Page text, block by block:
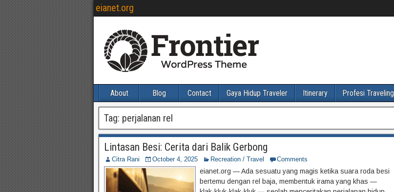
eianet.org
About Blog Contact Gaya Hidup Traveler Itinerary Profesi Traveling
Tag: perjalanan rel
Lintasan Besi: Cerita dari Balik Gerbong
Citra Rani October 4, 2025 Recreation / Travel Comments
eianet.org — Ada sesuatu yang magis ketika suara roda besi
bertemu dengan rel baja, membentuk irama yang khas —